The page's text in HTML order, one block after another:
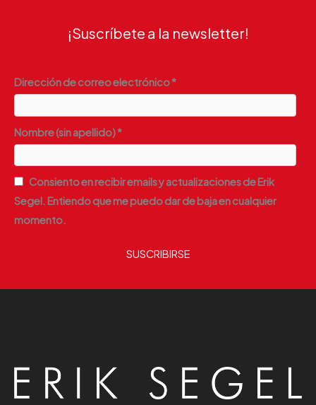
¡Suscríbete a la newsletter!
Dirección de correo electrónico *
Nombre (sin apellido) *
Consiento en recibir emails y actualizaciones de Erik
Segel. Entiendo que me puedo dar de baja en cualquier
momento.